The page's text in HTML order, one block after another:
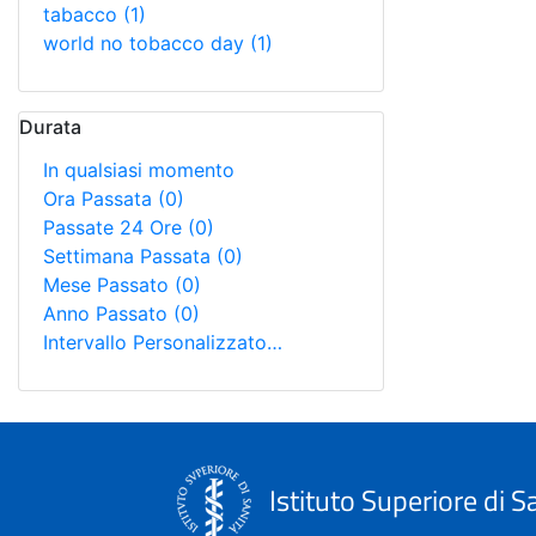
tabacco (1)
world no tobacco day (1)
Durata
In qualsiasi momento
Ora Passata (0)
Passate 24 Ore (0)
Settimana Passata (0)
Mese Passato (0)
Anno Passato (0)
Intervallo Personalizzato…
Istituto Superiore di